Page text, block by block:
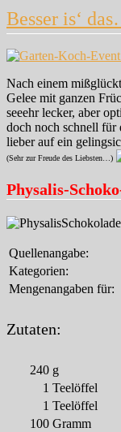
Besser is‘
Nach einem
Gelee mit ganzen
seeehr lecker, aber
doch noch schnell für
lieber auf ein
(Sehr zur Freude des Liebsten…)
Physalis-
Quellenangabe:
Kategorien:
Mengenangaben für:
Zutaten:
240 g
1 Teelöffel
1 Teelöffel
100 Gramm